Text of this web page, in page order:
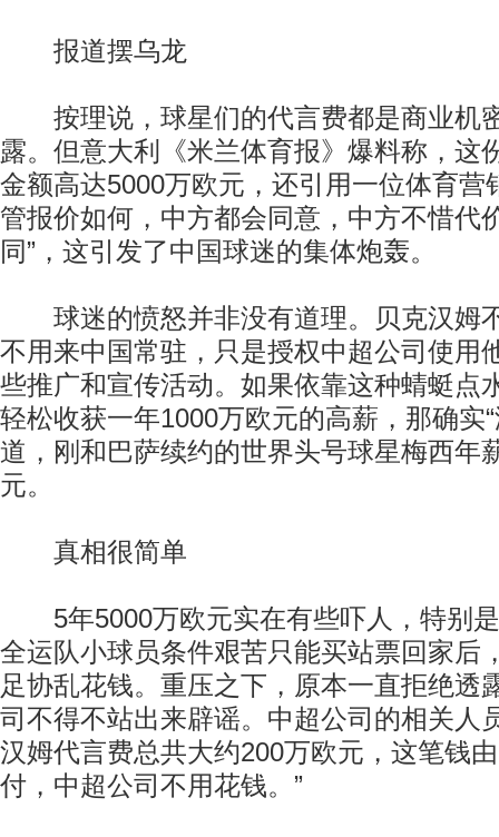
报道摆乌龙
按理说，球星们的代言费都是商业机
露。但意大利《米兰体育报》爆料称，这
金额高达5000万欧元，还引用一位体育营
管报价如何，中方都会同意，中方不惜代
同”，这引发了中国球迷的集体炮轰。
球迷的愤怒并非没有道理。贝克汉姆
不用来中国常驻，只是授权中超公司使用
些推广和宣传活动。如果依靠这种蜻蜓点
轻松收获一年1000万欧元的高薪，那确实
道，刚和巴萨续约的世界头号球星梅西年
元。
真相很简单
5年5000万欧元实在有些吓人，特别是
全运队小球员条件艰苦只能买站票回家后
足协乱花钱。重压之下，原本一直拒绝透
司不得不站出来辟谣。中超公司的相关人
汉姆代言费总共大约200万欧元，这笔钱
付，中超公司不用花钱。”